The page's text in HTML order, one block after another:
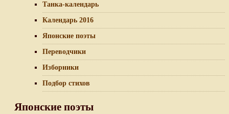
Танка-календарь
Календарь 2016
Японские поэты
Переводчики
Изборники
Подбор стихов
Японские поэты